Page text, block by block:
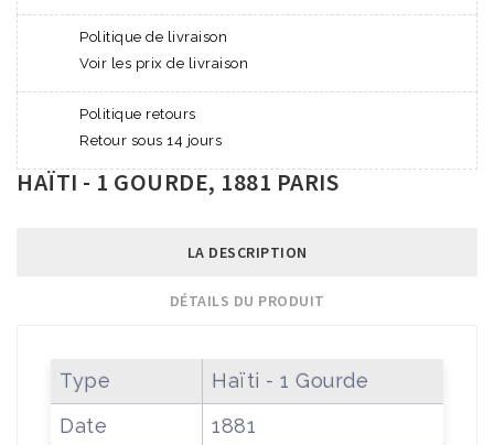
Politique de livraison
Voir les prix de livraison
Politique retours
Retour sous 14 jours
HAÏTI - 1 GOURDE, 1881 PARIS
LA DESCRIPTION
DÉTAILS DU PRODUIT
Type
Haïti - 1 Gourde
Date
1881